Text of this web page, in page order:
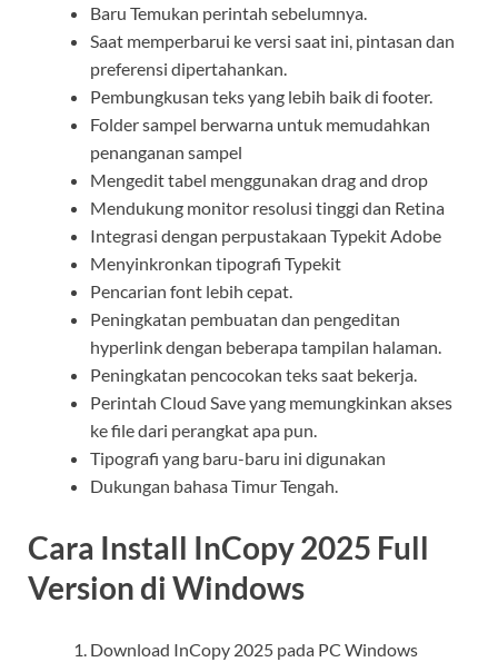
Baru Temukan perintah sebelumnya.
Saat memperbarui ke versi saat ini, pintasan dan
preferensi dipertahankan.
Pembungkusan teks yang lebih baik di footer.
Folder sampel berwarna untuk memudahkan
penanganan sampel
Mengedit tabel menggunakan drag and drop
Mendukung monitor resolusi tinggi dan Retina
Integrasi dengan perpustakaan Typekit Adobe
Menyinkronkan tipografi Typekit
Pencarian font lebih cepat.
Peningkatan pembuatan dan pengeditan
hyperlink dengan beberapa tampilan halaman.
Peningkatan pencocokan teks saat bekerja.
Perintah Cloud Save yang memungkinkan akses
ke file dari perangkat apa pun.
Tipografi yang baru-baru ini digunakan
Dukungan bahasa Timur Tengah.
Cara Install InCopy 2025 Full
Version di Windows
Download InCopy 2025 pada PC Windows